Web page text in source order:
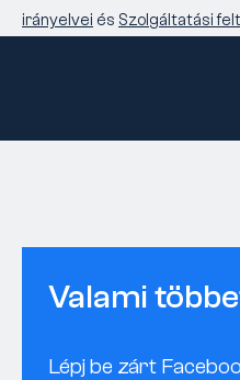
irányelvei és Szolgáltatási
Valami
Lépj be zárt